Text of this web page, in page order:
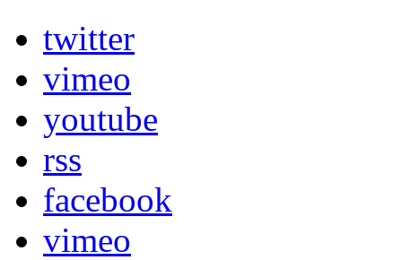
twitter
vimeo
youtube
rss
facebook
vimeo